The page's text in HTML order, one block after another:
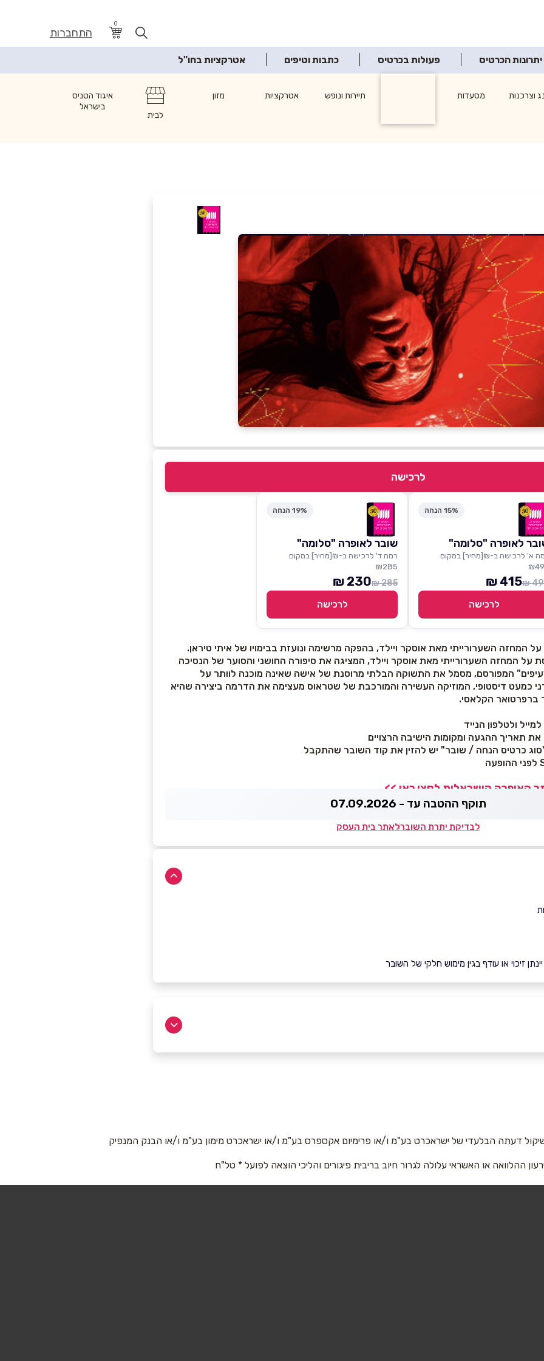
0
התחברות
יתרונות הכרטיס פעולות בכרטיס כתבות וטיפים אטרקציות בחו"ל
וצרכנות מסעדות תיירות ונופש אטרקציות
מזון
לבית
איגוד הטניס
בישראל
לרכישה
15% הנחה
לאופרה "סלומה"
א' לרכישה ב-₪[מחיר] במקום
415 ₪
לרכישה
19% הנחה
שובר לאופרה "סלומה"
רמה ד' לרכישה ב-₪[מחיר] במקום
₪285
285 ₪
230 ₪
לרכישה
המחזה השערורייתי מאת אוסקר ויילד, בהפקה מרשימה ונועזת בבימויו של איתי טיראן.
על המחזה השערורייתי מאת אוסקר ויילד, המציגה את סיפורה החושני והסוער של הנסיכה
המפורסם, מסמל את התשוקה הבלתי מרוסנת של אישה שאינה מוכנה לוותר על
כמעט דיסטופי, המוזיקה העשירה והמורכבת של שטראוס מעצימה את הדרמה ביצירה שהיא
ברפרטואר הקלאסי.
ולטלפון הנייד
את תאריך ההגעה ומקומות הישיבה הרצויים
האופרה הישראלית לחצו כאן >>
תוקף ההטבה עד - 07.09.2026
לבדיקת יתרת השוברלאתר בית העסק
זיכוי או עודף בגין מימוש חלקי של השובר
דעתה הבלעדי של ישראכרט בע"מ ו/או פרימיום אקספרס בע"מ ו/או ישראכרט מימון בע"מ ו/או הבנק המנפיק
ההלוואה או האשראי עלולה לגרור חיוב בריבית פיגורים והליכי הוצאה לפועל * טל"ח